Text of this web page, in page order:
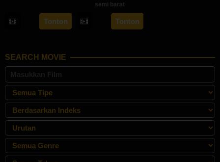
rebahan21
Tonton
semi barat
Tonton
SEARCH MOVIE